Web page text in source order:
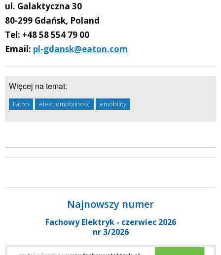
ul. Galaktyczna 30
80-299 Gdańsk, Poland
Tel: +48 58 554 79 00
Email: pl-gdansk@eaton.com
Więcej na temat:
Eaton elektromobilność emobility
Najnowszy numer
Fachowy Elektryk - czerwiec 2026
nr 3/2026